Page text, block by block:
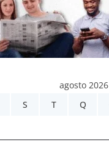
agosto 2026
S T Q